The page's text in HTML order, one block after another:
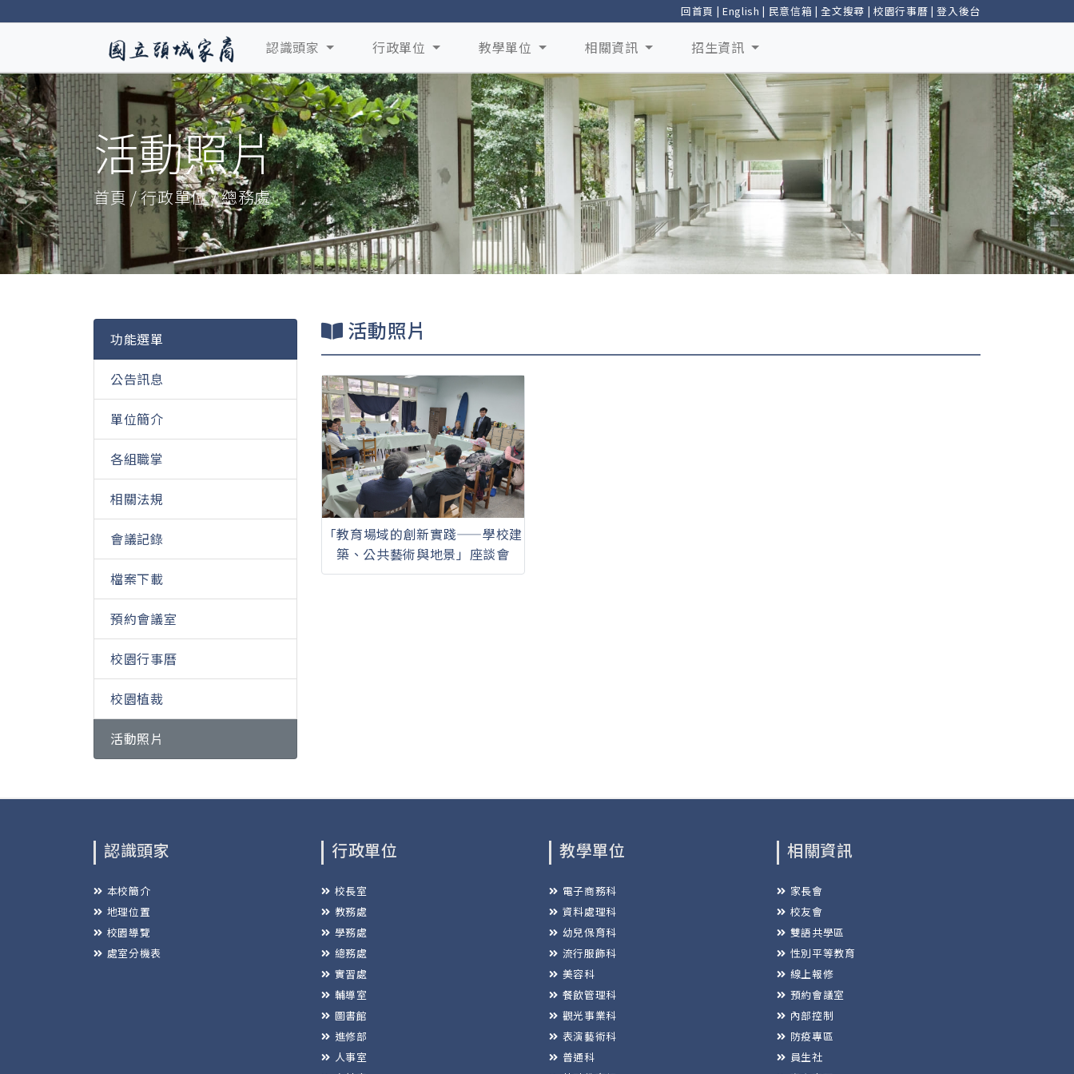
回首頁 | English | 民意信箱 |全文搜尋 | 校園行事曆 |登入後台
認識頭家 行政單位 教學單位 相關資訊 招生資訊
活動照片
首頁 / 行政單位 / 總務處
功能選單
公告訊息
單位簡介
各組職掌
相關法規
會議記錄
檔案下載
預約會議室
校園行事曆
校園植裁
活動照片
活動照片
「教育場域的創新實踐——學校建
築、公共藝術與地景」座談會
認識頭家
本校簡介
地理位置
校園導覽
處室分機表
行政單位
校長室
教務處
學務處
總務處
實習處
輔導室
圖書館
進修部
人事室
教學單位
電子商務科
資料處理科
幼兒保育科
流行服飾科
美容科
餐飲管理科
觀光事業科
表演藝術科
普通科
相關資訊
家長會
校友會
雙語共學區
性別平等教育
線上報修
預約會議室
內部控制
防疫專區
員生社